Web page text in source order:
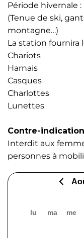
Période hivernale
(Tenue de ski,
montagne…)
La station fournira
Chariots
Harnais
Casques
Charlottes
Lunettes
Contre-
Interdit aux
personnes à
lu ma me